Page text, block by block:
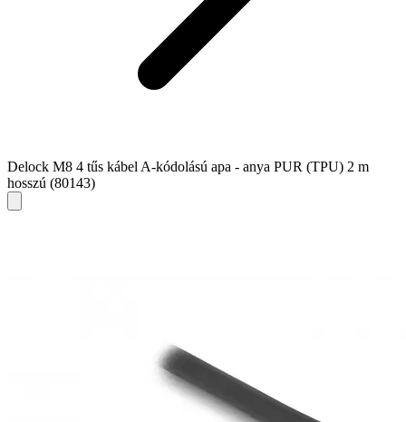
Delock M8 4 tűs kábel A-kódolású apa - anya PUR (TPU) 2 m
hosszú (80143)